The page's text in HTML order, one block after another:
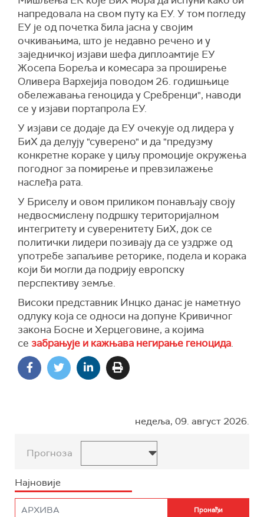
напредовала на свом путу ка ЕУ. У том погледу
ЕУ је од почетка била јасна у својим
очкивањима, што је недавно речено и у
заједничкој изјави шефа диплоамтије ЕУ
Жосепа Бореља и комесара за проширење
Оливера Вархејија поводом 26. годишњице
обележавања геноцида у Сребренци", наводи
се у изјави портапрола ЕУ.
У изјави се додаје да ЕУ очекује од лидера у
БиХ да делују "суверено" и да "предузму
конкретне кораке у циљу промоције окружења
погодног за помирење и превзилажење
наслеђа рата.
У Бриселу и овом приликом понављају своју
недвосмислену подршку територијалном
интегритету и суверенитету БиХ, док се
политички лидери позивају да се уздрже од
употребе запаљиве реторике, подела и корака
који би могли да подрију европску
перспективу земље.
Високи представник Инцко данас је наметнуо
одлуку која се односи на допуне Кривичног
закона Босне и Херцеговине, а којима
се забрањује и кажњава негирање геноцида.
недеља, 09. август 2026.
Прогноза
Најновије